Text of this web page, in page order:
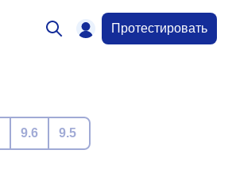
Протестировать
9.6 9.5